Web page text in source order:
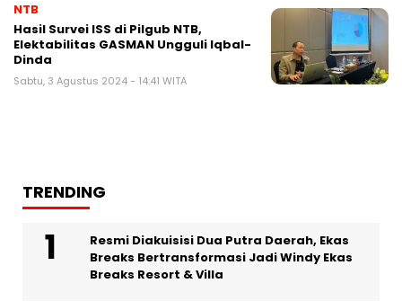
NTB
Hasil Survei ISS di Pilgub NTB,
Elektabilitas GASMAN Ungguli Iqbal-
Dinda
Sabtu, 3 Agustus 2024 - 14:41 WITA
TRENDING
Resmi Diakuisisi Dua Putra Daerah, Ekas
Breaks Bertransformasi Jadi Windy Ekas
Breaks Resort & Villa